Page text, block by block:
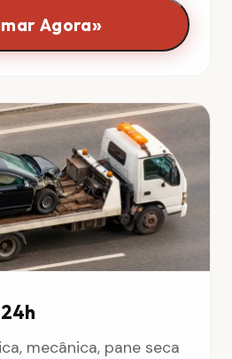
Agora»
mecânica, pane seca